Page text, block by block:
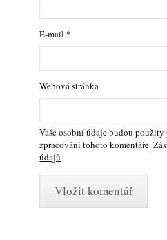
E-mail *
Webová stránka
Vaše osobní údaje budou
zpracování tohoto komentáře.
údajů